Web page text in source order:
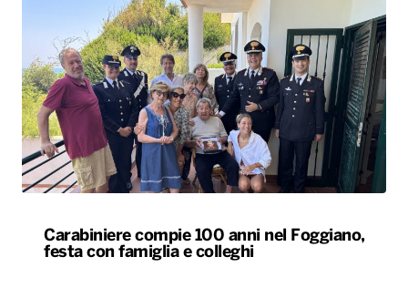
Carabiniere compie 100 anni nel Foggiano,
festa con famiglia e colleghi